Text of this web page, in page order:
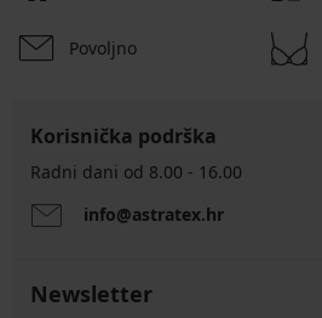
Povoljno
Korisnička podrška
Radni dani od 8.00 - 16.00
info@astratex.hr
Newsletter